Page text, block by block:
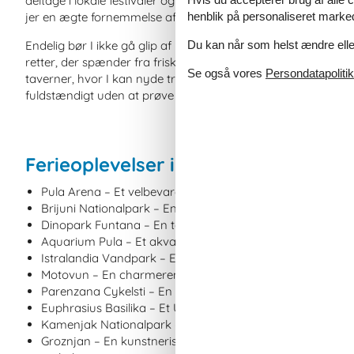
jer en ægte fornemmelse af det lokale liv og kultur i Istrien.
Endelig bør I ikke gå glip af muligheden for at opleve
retter, der spænder fra friskfanget fisk og skaldyr til
taverner, hvor I kan nyde traditionelle retter tilberedt med
fuldstændigt uden at prøve regionens fantastiske mad og vin.
Ferieoplevelser i Istrien: Kort og godt
Pula Arena – Et velbevaret romersk amfiteater beliggende
Brijuni Nationalpark – En gruppe smukke øer kendt for
Dinopark Funtana – En temapark med livsstørrelse
Aquarium Pula – Et akvarium beliggende i en 130 år
Istralandia Vandpark – En stor vandpark med forskellige
Motovun – En charmerende middelalderby berømt for
Parenzana Cykelsti – En naturskøn cykelsti, der løber
Euphrasius Basilika – Et UNESCO-verdensarvssted
Kamenjak Nationalpark – Et beskyttet naturområde
Groznjan – En kunstnerisk by med gallerier og
henblik på personaliseret
Du kan når som helst ændre
Se også vores Persondatapolitik